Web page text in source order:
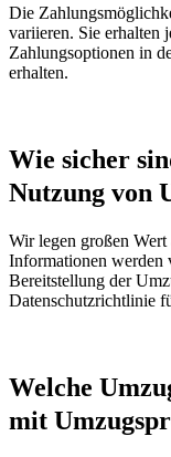
Die
variieren. Sie erhalten
Zahlungsoptionen in
erhalten.
Wie sicher
Nutzung von
Wir legen großen
Informationen werden
Bereitstellung der
Datenschutzrichtlinie
Welche
mit